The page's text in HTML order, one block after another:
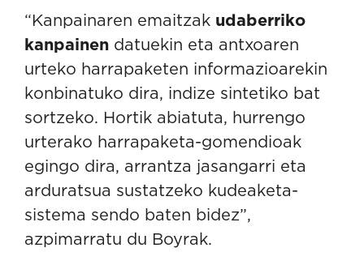
“Kanpainaren emaitzak udaberriko
kanpainen datuekin eta antxoaren
urteko harrapaketen informazioarekin
konbinatuko dira, indize sintetiko bat
sortzeko. Hortik abiatuta, hurrengo
urterako harrapaketa-gomendioak
egingo dira, arrantza jasangarri eta
arduratsua sustatzeko kudeaketa-
sistema sendo baten bidez”,
azpimarratu du Boyrak.